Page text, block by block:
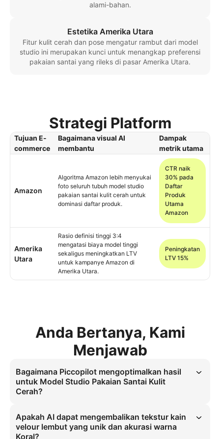
alami-bahan.
Estetika Amerika Utara
Fitur kulit cerah dan pose mengatur rambut dari model
studio ini merupakan kunci untuk menangkap preferensi
pakaian santai yang rileks di pasar Amerika Utara.
Strategi Platform
Tujuan E-
commerce
Bagaimana visual AI
membantu
Dampak
metrik utama
Amazon
Algoritma Amazon lebih menyukai
foto seluruh tubuh model studio
pakaian santai kulit cerah untuk
dominasi daftar produk.
CTR naik
30% pada
Daftar
Produk
Utama
Amazon
Amerika
Utara
Rasio definisi tinggi 3:4
mengatasi biaya model tinggi
sekaligus meningkatkan LTV
untuk kampanye Amazon di
Amerika Utara.
Peningkatan
LTV 15%
Anda Bertanya, Kami
Menjawab
Bagaimana Piccopilot mengoptimalkan hasil
untuk Model Studio Pakaian Santai Kulit
Cerah?
produksi aset model studio pakaian santai kulit cerah, mengatasi
biaya model tinggi bagi penjual e-commerce melalui difusi jendela
lembut pada kain velour, memastikan fisika bahan autentik untuk
Apakah AI dapat mengembalikan tekstur kain
velour lembut yang unik dan akurasi warna
Koral?